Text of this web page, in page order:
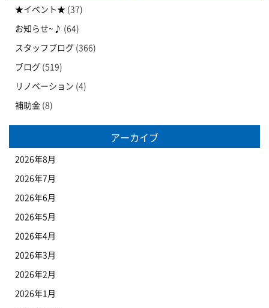
★イベント★ (37)
お知らせ~♪ (64)
スタッフブログ (366)
ブログ (519)
リノベーション (4)
補助金 (8)
アーカイブ
2026年8月
2026年7月
2026年6月
2026年5月
2026年4月
2026年3月
2026年2月
2026年1月